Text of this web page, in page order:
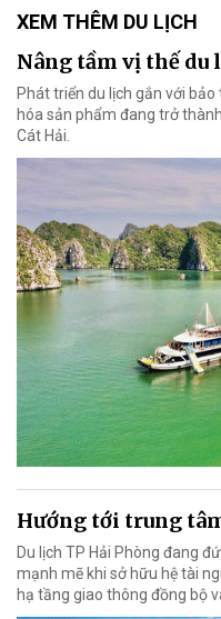
XEM THÊM DU LỊCH
Nâng tầm vị thế du
Phát triển du lịch gắn với
hóa sản phẩm đang trở
Cát Hải.
Hướng tới trung
Du lịch TP Hải Phòng đang
mạnh mẽ khi sở hữu hệ tài
hạ tầng giao thông đồng bộ